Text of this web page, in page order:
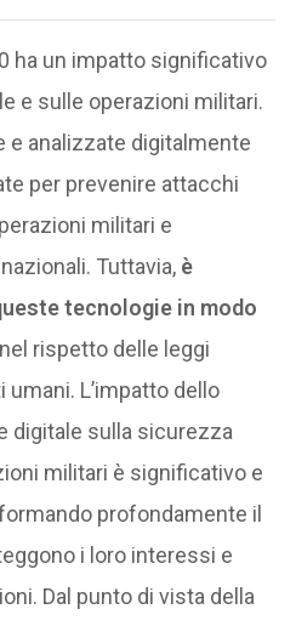
ha un impatto significativo
e sulle operazioni militari.
e analizzate digitalmente
per prevenire attacchi
militari e
Tuttavia, è
tecnologie in modo
rispetto delle leggi
L’impatto dello
digitale sulla sicurezza
militari è significativo e
profondamente il
i loro interessi e
Dal punto di vista della